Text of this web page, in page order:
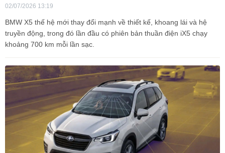
02/07/2026 13:19
BMW X5 thế hệ mới thay đổi mạnh về thiết kế, khoang lái và hệ
truyền động, trong đó lần đầu có phiên bản thuần điện iX5 chạy
khoảng 700 km mỗi lần sạc.